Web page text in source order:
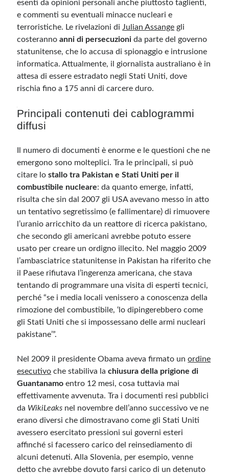
esenti da opinioni personali anche piuttosto taglienti,
e commenti su eventuali minacce nucleari e
terroristiche. Le rivelazioni di Julian Assange gli
costerannoanni di persecuzioni da parte del governo
statunitense, che lo accusa di spionaggio e intrusione
informatica. Attualmente, il giornalista australiano è in
attesa di essere estradato negli Stati Uniti, dove
rischia fino a 175 anni di carcere duro.
Principali contenuti dei cablogrammi
diffusi
Il numero di documenti è enorme e le questioni che ne
emergono sono molteplici. Tra le principali, si può
citare lostallo tra Pakistan e Stati Uniti per il
combustibile nucleare: da quanto emerge, infatti,
risulta che sin dal 2007 gli USA avevano messo in atto
un tentativo segretissimo (e fallimentare) di rimuovere
l’uranio arricchito da un reattore di ricerca pakistano,
che secondo gli americani avrebbe potuto essere
usato per creare un ordigno illecito. Nel maggio 2009
l’ambasciatrice statunitense in Pakistan ha riferito che
il Paese rifiutava l’ingerenza americana, che stava
tentando di programmare una visita di esperti tecnici,
perché “se i media locali venissero a conoscenza della
rimozione del combustibile, ‘lo dipingerebbero come
gli Stati Uniti che si impossessano delle armi nucleari
pakistane’”.
Nel 2009 il presidente Obama aveva firmato unordine
esecutivo che stabiliva lachiusura della prigione di
Guantanamo entro 12 mesi, cosa tuttavia mai
effettivamente avvenuta. Tra i documenti resi pubblici
da WikiLeaks nel novembre dell’anno successivo ve ne
erano diversi che dimostravano come gli Stati Uniti
avessero esercitato pressioni sui governi esteri
affinché si facessero carico del reinsediamento di
alcuni detenuti. Alla Slovenia, per esempio, venne
detto che avrebbe dovuto farsi carico di un detenuto